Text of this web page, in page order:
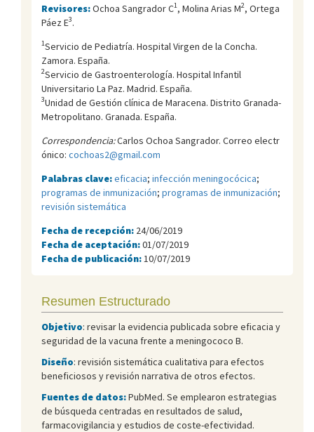
Revisores:Ochoa Sangrador C1, Molina Arias M2, Ortega
Páez E3.
1Servicio de Pediatría. Hospital Virgen de la Concha.
Zamora. España.
2Servicio de Gastroenterología. Hospital Infantil
Universitario La Paz. Madrid. España.
3Unidad de Gestión clínica de Maracena. Distrito Granada-
Metropolitano. Granada. España.
Correspondencia:Carlos Ochoa Sangrador. Correo electr
ónico: cochoas2@gmail.com
Palabras clave:eficacia; infección meningocócica;
programas de inmunización; programas de inmunización;
revisión sistemática
Fecha de recepción: 24/06/2019
Fecha de aceptación:01/07/2019
Fecha de publicación: 10/07/2019
Resumen Estructurado
Objetivo: revisar la evidencia publicada sobre eficacia y
seguridad de la vacuna frente a meningococo B.
Diseño: revisión sistemática cualitativa para efectos
beneficiosos y revisión narrativa de otros efectos.
Fuentes de datos:PubMed. Se emplearon estrategias
de búsqueda centradas en resultados de salud,
farmacovigilancia y estudios de coste-efectividad.